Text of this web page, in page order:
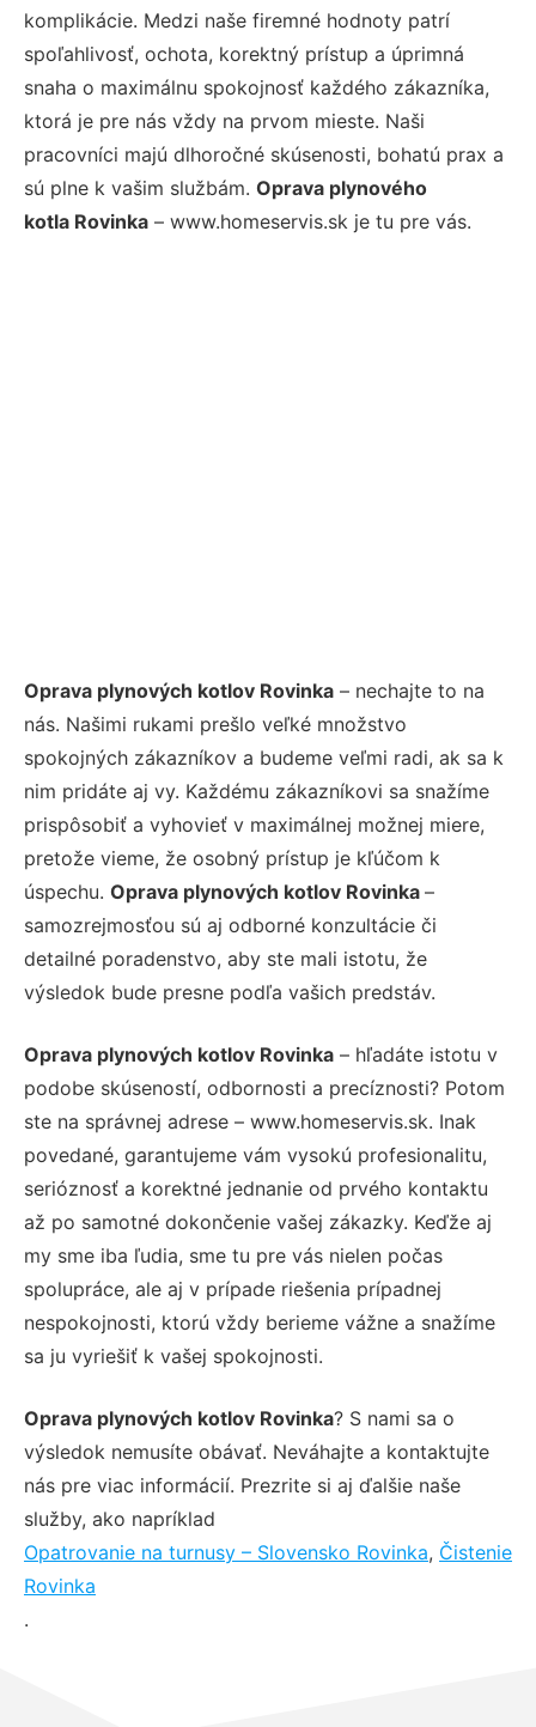
komplikácie. Medzi naše firemné hodnoty patrí
spoľahlivosť, ochota, korektný prístup a úprimná
snaha o maximálnu spokojnosť každého zákazníka,
ktorá je pre nás vždy na prvom mieste. Naši
pracovníci majú dlhoročné skúsenosti, bohatú prax a
sú plne k vašim službám. Oprava plynového
kotla Rovinka – www.homeservis.sk je tu pre vás.
Oprava plynových kotlov Rovinka – nechajte to na
nás. Našimi rukami prešlo veľké množstvo
spokojných zákazníkov a budeme veľmi radi, ak sa k
nim pridáte aj vy. Každému zákazníkovi sa snažíme
prispôsobiť a vyhovieť v maximálnej možnej miere,
pretože vieme, že osobný prístup je kľúčom k
úspechu. Oprava plynových kotlov Rovinka –
samozrejmosťou sú aj odborné konzultácie či
detailné poradenstvo, aby ste mali istotu, že
výsledok bude presne podľa vašich predstáv.
Oprava plynových kotlov Rovinka – hľadáte istotu v
podobe skúseností, odbornosti a precíznosti? Potom
ste na správnej adrese – www.homeservis.sk. Inak
povedané, garantujeme vám vysokú profesionalitu,
serióznosť a korektné jednanie od prvého kontaktu
až po samotné dokončenie vašej zákazky. Keďže aj
my sme iba ľudia, sme tu pre vás nielen počas
spolupráce, ale aj v prípade riešenia prípadnej
nespokojnosti, ktorú vždy berieme vážne a snažíme
sa ju vyriešiť k vašej spokojnosti.
Oprava plynových kotlov Rovinka? S nami sa o
výsledok nemusíte obávať. Neváhajte a kontaktujte
nás pre viac informácií. Prezrite si aj ďalšie naše
služby, ako napríklad
Opatrovanie na turnusy – Slovensko Rovinka, Čistenie
Rovinka
.